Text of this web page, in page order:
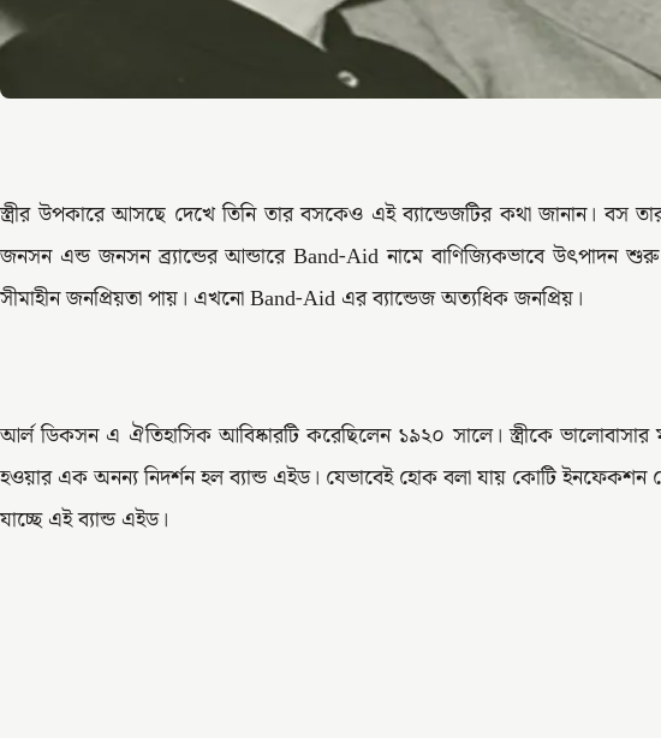
স্ত্রীর উপকারে আসছে দেখে তিনি তার বসকেও এই ব্যান্ডেজটির কথা জানান। বস
জনসন এন্ড জনসন ব্র্যান্ডের আন্ডারে Band-Aid নামে বাণিজ্যিকভাবে উৎপাদন
সীমাহীন জনপ্রিয়তা পায়। এখনো Band-Aid এর ব্যান্ডেজ অত্যধিক জনপ্রিয়।
আর্ল ডিকসন এ ঐতিহাসিক আবিষ্কারটি করেছিলেন ১৯২০ সালে। স্ত্রীকে ভালোবাসার
হওয়ার এক অনন্য নিদর্শন হল ব্যান্ড এইড। যেভাবেই হোক বলা যায় কোটি ইনফেকশন
যাচ্ছে এই ব্যান্ড এইড।